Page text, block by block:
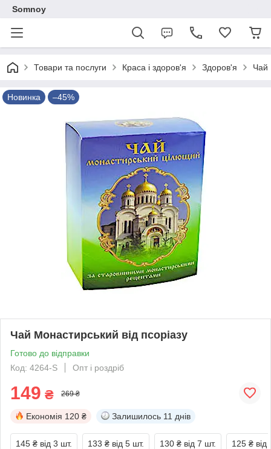
Somnoy
Товари та послуги Краса і здоров'я Здоров'я Чай
Новинка –45%
Чай Монастирський від псоріазу
Готово до відправки
Код: 4264-S
Опт і роздріб
149 ₴ 269 ₴
Економія 120 ₴ Залишилось 11 днів
145 ₴ від 3 шт. 133 ₴ від 5 шт. 130 ₴ від 7 шт. 125 ₴ від